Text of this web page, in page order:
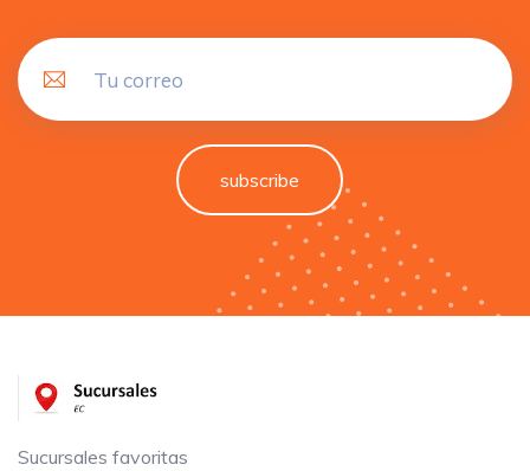
subscribe
Sucursales favoritas